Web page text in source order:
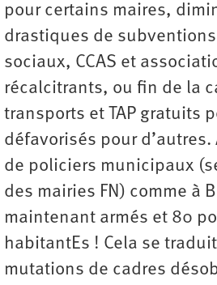
pour certains maires,
drastiques de
sociaux, CCAS et
récalcitrants, ou fin de la
transports et TAP gratuits
défavorisés pour d’autres.
de policiers municipaux
des mairies FN) comme à
maintenant armés et 80
habitantEs ! Cela se
mutations de cadres